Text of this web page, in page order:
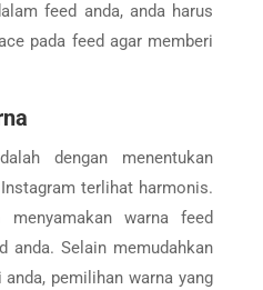
feed anda, anda harus
pada feed agar memberi
dengan menentukan
terlihat harmonis.
menyamakan warna feed
anda. Selain memudahkan
pemilihan warna yang